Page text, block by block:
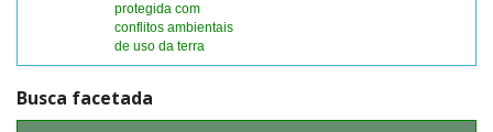
protegida com
conflitos ambientais
de uso da terra
Busca facetada